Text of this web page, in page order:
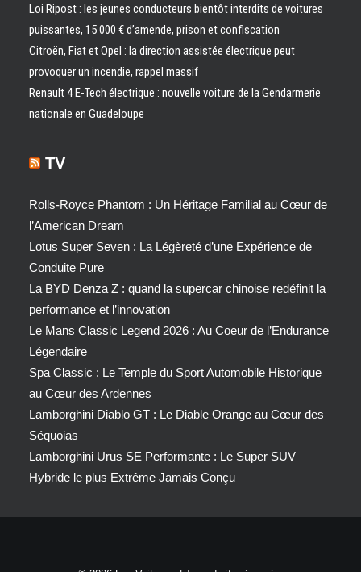
Loi Ripost : les jeunes conducteurs bientôt interdits de voitures
puissantes, 15 000 € d’amende, prison et confiscation
Citroën, Fiat et Opel : la direction assistée électrique peut
provoquer un incendie, rappel massif
Renault 4 E-Tech électrique : nouvelle voiture de la Gendarmerie
nationale en Guadeloupe
TV
Rolls-Royce Phantom : Un Héritage Familial au Cœur de
l’American Dream
Lotus Super Seven : La Légèreté d’une Expérience de
Conduite Pure
La BYD Denza Z : quand la supercar chinoise redéfinit la
performance et l’innovation
Le Mans Classic Legend 2026 : Au Coeur de l’Endurance
Légendaire
Spa Classic : Le Temple du Sport Automobile Historique
au Cœur des Ardennes
Lamborghini Diablo GT : Le Diable Orange au Cœur des
Séquoias
Lamborghini Urus SE Performante : Le Super SUV
Hybride le plus Extrême Jamais Conçu